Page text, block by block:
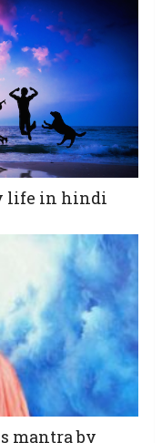
life in hindi
mantra by